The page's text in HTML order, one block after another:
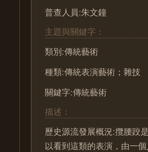
普查人員:朱文鐘
主題與關鍵字：
類別:傳統藝術
種類:傳統表演藝術；雜技
關鍵字:傳統藝術
描述：
歷史源流發展概況:攬腰跤
以看到這類的表演，由一